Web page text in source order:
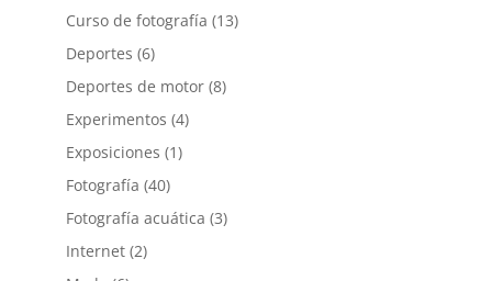
Curso de fotografía (13)
Deportes (6)
Deportes de motor(8)
Experimentos (4)
Exposiciones (1)
Fotografía (40)
Fotografía acuática (3)
Internet(2)